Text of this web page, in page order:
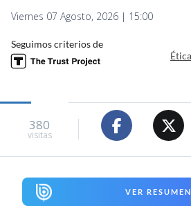
Viernes 07 Agosto, 2026 | 15:00
Seguimos criterios de
380
visitas
VER RESUMEN